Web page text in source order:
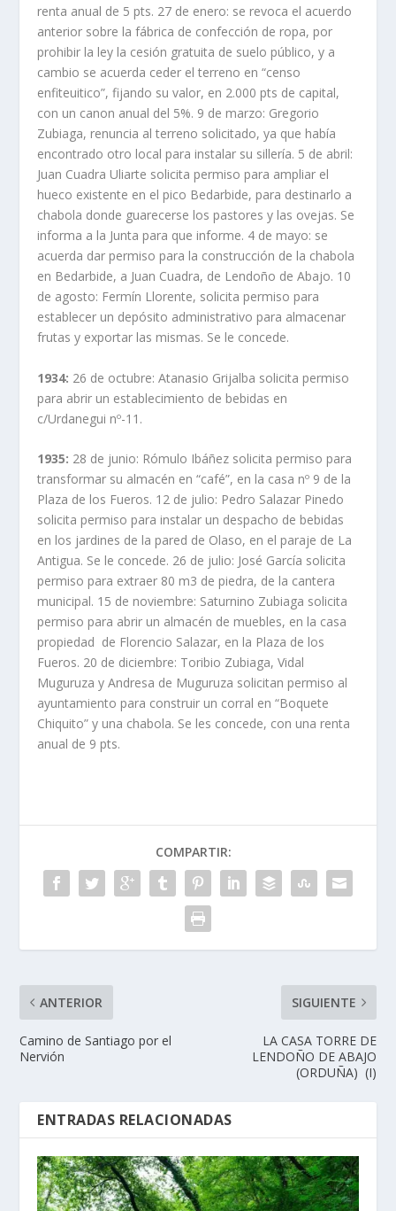
renta anual de 5 pts. 27 de enero: se revoca el acuerdo
anterior sobre la fábrica de confección de ropa, por
prohibir la ley la cesión gratuita de suelo público, y a
cambio se acuerda ceder el terreno en “censo
enfiteuitico”, fijando su valor, en 2.000 pts de capital,
con un canon anual del 5%. 9 de marzo: Gregorio
Zubiaga, renuncia al terreno solicitado, ya que había
encontrado otro local para instalar su sillería. 5 de abril:
Juan Cuadra Uliarte solicita permiso para ampliar el
hueco existente en el pico Bedarbide, para destinarlo a
chabola donde guarecerse los pastores y las ovejas. Se
informa a la Junta para que informe. 4 de mayo: se
acuerda dar permiso para la construcción de la chabola
en Bedarbide, a Juan Cuadra, de Lendoño de Abajo. 10
de agosto: Fermín Llorente, solicita permiso para
establecer un depósito administrativo para almacenar
frutas y exportar las mismas. Se le concede.
1934: 26 de octubre: Atanasio Grijalba solicita permiso
para abrir un establecimiento de bebidas en
c/Urdanegui nº-11.
1935: 28 de junio: Rómulo Ibáñez solicita permiso para
transformar su almacén en “café”, en la casa nº 9 de la
Plaza de los Fueros. 12 de julio: Pedro Salazar Pinedo
solicita permiso para instalar un despacho de bebidas
en los jardines de la pared de Olaso, en el paraje de La
Antigua. Se le concede. 26 de julio: José García solicita
permiso para extraer 80 m3 de piedra, de la cantera
municipal. 15 de noviembre: Saturnino Zubiaga solicita
permiso para abrir un almacén de muebles, en la casa
propiedad de Florencio Salazar, en la Plaza de los
Fueros. 20 de diciembre: Toribio Zubiaga, Vidal
Muguruza y Andresa de Muguruza solicitan permiso al
ayuntamiento para construir un corral en “Boquete
Chiquito” y una chabola. Se les concede, con una renta
anual de 9 pts.
COMPARTIR:
ANTERIOR
Camino de Santiago por el
Nervión
SIGUIENTE
LA CASA TORRE DE
LENDOÑO DE ABAJO
(ORDUÑA) (I)
ENTRADAS RELACIONADAS